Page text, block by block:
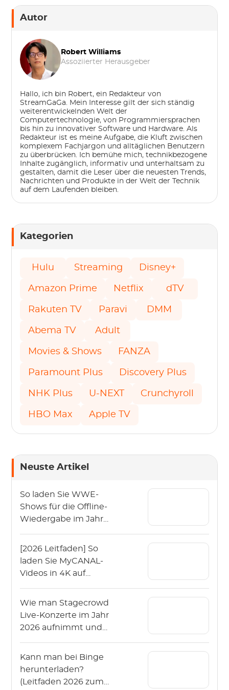
Autor
Robert Williams
Assoziierter Herausgeber
Hallo, ich bin Robert, ein Redakteur von
StreamGaGa. Mein Interesse gilt der sich ständig
weiterentwickelnden Welt der
Computertechnologie, von Programmiersprachen
bis hin zu innovativer Software und Hardware. Als
Redakteur ist es meine Aufgabe, die Kluft zwischen
komplexem Fachjargon und alltäglichen Benutzern
zu überbrücken. Ich bemühe mich, technikbezogene
Inhalte zugänglich, informativ und unterhaltsam zu
gestalten, damit die Leser über die neuesten Trends,
Nachrichten und Produkte in der Welt der Technik
auf dem Laufenden bleiben.
Kategorien
Hulu Streaming Disney+
Amazon Prime Netflix dTV
Rakuten TV Paravi DMM
Abema TV Adult
Movies & Shows FANZA
Paramount Plus Discovery Plus
NHK Plus U-NEXT Crunchyroll
HBO Max Apple TV
Neuste Artikel
So laden Sie WWE-
Shows für die Offline-
Wiedergabe im Jahr
[2026 Leitfaden] So
laden Sie MyCANAL-
Videos in 4K auf
Wie man Stagecrowd
Live-Konzerte im Jahr
2026 aufnimmt und
Kann man bei Binge
herunterladen?
(Leitfaden 2026 zum